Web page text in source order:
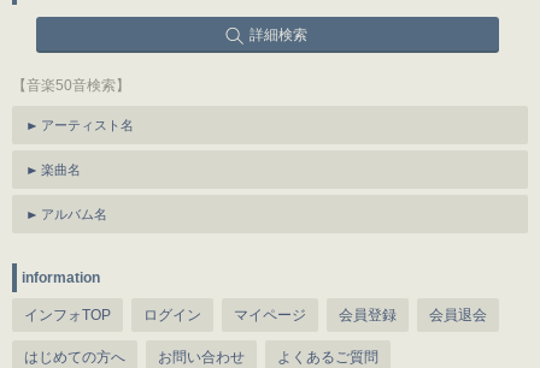
詳細検索
【音楽50音検索】
アーティスト名
楽曲名
アルバム名
information
インフォTOP ログイン マイページ 会員登録 会員退会
はじめての方へ お問い合わせ よくあるご質問